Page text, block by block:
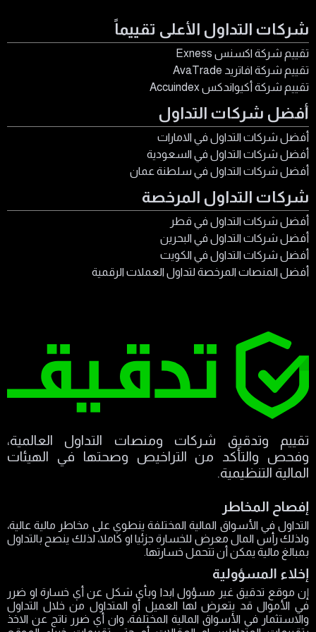
شركات التداول الأعلى تقييماً
تقييم شركة اكسنس Exness
تقييم شركة افاتريد AvaTrade
تقييم شركة أكيواندكس Accuindex
أفضل شركات التداول
أفضل شركات التداول في الامارات
أفضل شركات التداول في السعودية
أفضل شركات التداول في سلطنة عمان
شركات التداول المرخصة
أفضل شركات التداول في قطر
أفضل شركات التداول في البحرين
أفضل شركات التداول في الكويت
أفضل المنصات المرخصة لتداول العملات الرقمية
تقييم وتدقيق شركات ومنصات التداول العالمية،
وفحص والتأكد من التراخيص وصحتها في الهيئات
المالية التنظيمية.
إفصاح المخاطر
التداول في الأسواق المالية المختلفة ينطوي على مخاطر مالية عالية،
ولذلك رأس المال معرض للخسارة جزئيا او كاملا، لذلك ينصح بالتداول
بمبالغ مالية يمكن أن تتحمل خسارتها.
إخلاء المسؤولية
إن موقع تدقيق غير مسؤول ابدا وبأي شكل عن أي خسارة او ضرر
في الأموال قد يتعرض لها العميل أو المتداول من خلال التداول
والاستثمار في الأسواق المالية المختلفة، وان أي ضرر ناتج عن الاخذ